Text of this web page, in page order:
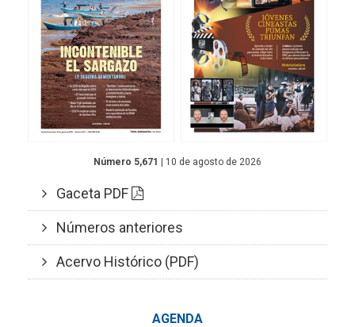
Número 5,671 | 10 de agosto de 2026
Gaceta PDF
Números anteriores
Acervo Histórico (PDF)
AGENDA